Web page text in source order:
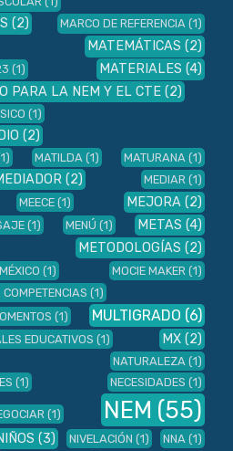
(2) MARCO DE REFERENCIA (1)
MATEMÁTICAS (2)
(1) MATERIALES (4)
PARA LA NEM Y EL CTE (2)
(1)
(2)
MATILDA (1) MATURANA (1)
(2) MEDIAR (1)
MEECE (1) MEJORA (2)
(1) MENÚ (1) METAS (4)
METODOLOGÍAS (2)
MÉXICO (1) MOCIE MAKER (1)
(1)
(1) MULTIGRADO (6)
EDUCATIVOS (1) MX (2)
NATURALEZA (1)
(1) NECESIDADES (1)
(1) NEM (55)
(3) NIVELACIÓN (1) NNA (1)